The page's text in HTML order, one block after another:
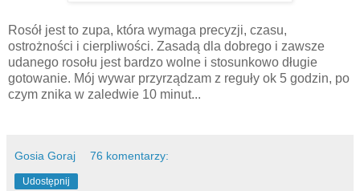
Rosół jest to zupa, która wymaga precyzji, czasu,
ostrożności i cierpliwości. Zasadą dla dobrego i zawsze
udanego rosołu jest bardzo wolne i stosunkowo długie
gotowanie. Mój wywar przyrządzam z reguły ok 5 godzin, po
czym znika w zaledwie 10 minut...
Gosia Goraj 76 komentarzy:
Udostępnij